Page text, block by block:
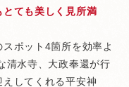
とても美しく見所満
ポット4箇所を効率よ
清水寺、大政奉還が行
してくれる平安神